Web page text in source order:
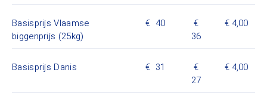
Basisprijs Vlaamse
biggenprijs (25kg)
40
36
4,00
Basisprijs Danis
31
27
4,00